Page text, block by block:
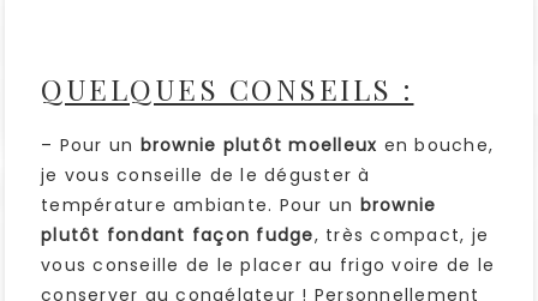
QUELQUES CONSEILS :
– Pour un brownie plutôt moelleux en bouche,
je vous conseille de le déguster à
température ambiante. Pour un brownie
plutôt fondant façon fudge, très compact, je
vous conseille de le placer au frigo voire de le
conserver au congélateur ! Personnellement